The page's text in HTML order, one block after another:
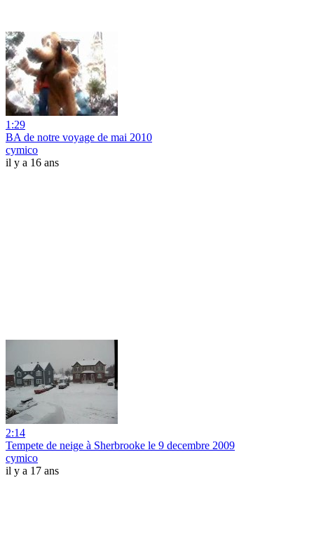
1:29
BA de notre voyage de mai 2010
cymico
il y a 16 ans
2:14
Tempete de neige à Sherbrooke le 9 decembre 2009
cymico
il y a 17 ans